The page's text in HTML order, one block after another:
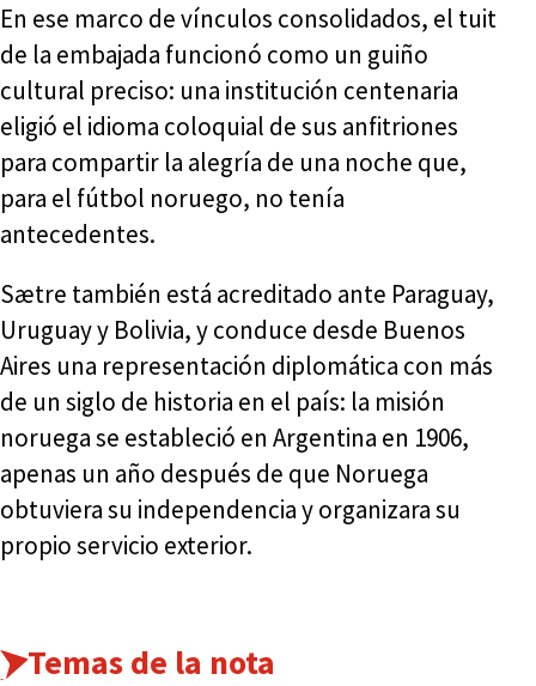
En ese marco de vínculos consolidados, el tuit
de la embajada funcionó como un guiño
cultural preciso: una institución centenaria
eligió el idioma coloquial de sus anfitriones
para compartir la alegría de una noche que,
para el fútbol noruego, no tenía
antecedentes.
Sætre también está acreditado ante Paraguay,
Uruguay y Bolivia, y conduce desde Buenos
Aires una representación diplomática con más
de un siglo de historia en el país: la misión
noruega se estableció en Argentina en 1906,
apenas un año después de que Noruega
obtuviera su independencia y organizara su
propio servicio exterior.
Temas de la nota